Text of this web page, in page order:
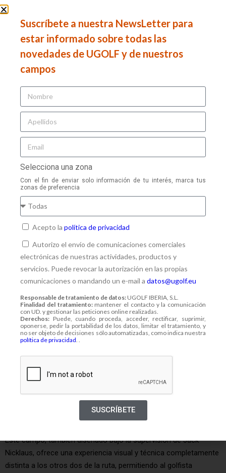
adaptados a su juego
El campo se integra perfectamente con el paisaje natural de la
zona, ofreciendo vistas espectaculares hacia el Mar Menor, la
laguna salada más grande de Europa, creando un entorno idílico
para cada golpe.
3. Saurines de la Torre: el espíritu del
desierto
España:Saurines de la Torre Golf, diseñado porJack
Nicklausy claramente inspirado en los campos desérticos de
Las Vegas y Arizona. Con un diseño innovador, este campo
destaca por sus calles onduladas entre dunas, greens elevados,
pocos bunkers y un gran lago central que influye en varios hoyos
del recorrido.
Lo que hace único a Saurines
Diseño desértico auténtico:Dunas, lagos estratégicos y
vegetación escasa crean un paisaje casi lunar
18 hoyos de par 72:Un recorrido completo con variedad
de desafíos técnicos
Greens ondulados de alta dificultad:Ponen a prueba
hasta la técnica del putt más depurada
Bunkers estratégicamente ubicados:
complejidad visual y técnica al recorrido
Este campo, también diseñado bajo la supervisión de Jack
Nicklaus, ofrece una experiencia visual y técnica completamente
distinta a los otros dos de la ruta, permitiendo al golfista
Suscríbete a nuestra NewsLetter para
estar informado sobre todas las
novedades de UGOLF y de nuestros
campos
Selecciona una zona
Con el fin de enviar solo información de tu interés, marca tus
zonas de preferencia
Acepto la política de privacidad
Autorizo el envío de comunicaciones comerciales
electrónicas de nuestras actividades, productos y
servicios. Puede revocar la autorización en las propias
comunicaciones o mandando un e-mail a datos@ugolf.eu
Responsable de tratamiento de datos: UGOLF IBERIA, S.L.
Finalidad del tratamiento:mantener el contacto y la comunicación
con UD. y gestionar las peticiones online realizadas.
Derechos: Puede, cuando proceda, acceder, rectificar, suprimir,
oponerse, pedir la portabilidad de los datos, limitar el tratamiento, y
no ser objeto de decisiones sólo automatizadas, como indica nuestra
política de privacidad
SUSCRÍBETE